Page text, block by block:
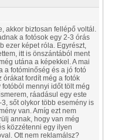
akkor biztosan fellépő voltál.
a fotósok egy 2-3 órás
ezer képet róla. Egyrészt,
itt is önszántából ment
utána a képekkel. A mai
a fotóminőség és a jó fotó
órákat fordít még a fotók
mennyi időt tölt még
ráadásul egy este
sőt olykor több esemény is
van. Amíg ezt nem
annak, hogy van még
közzétenni egy ilyen
Ott nem reklamálsz?